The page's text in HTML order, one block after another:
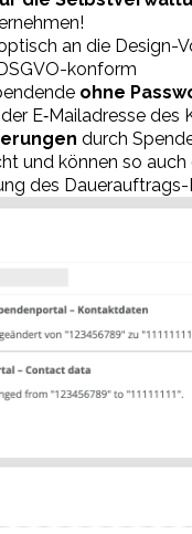
an die Design-
konform
ohne
E‑Mailadresse des
durch
und können so auch
des Dauerauftrags-